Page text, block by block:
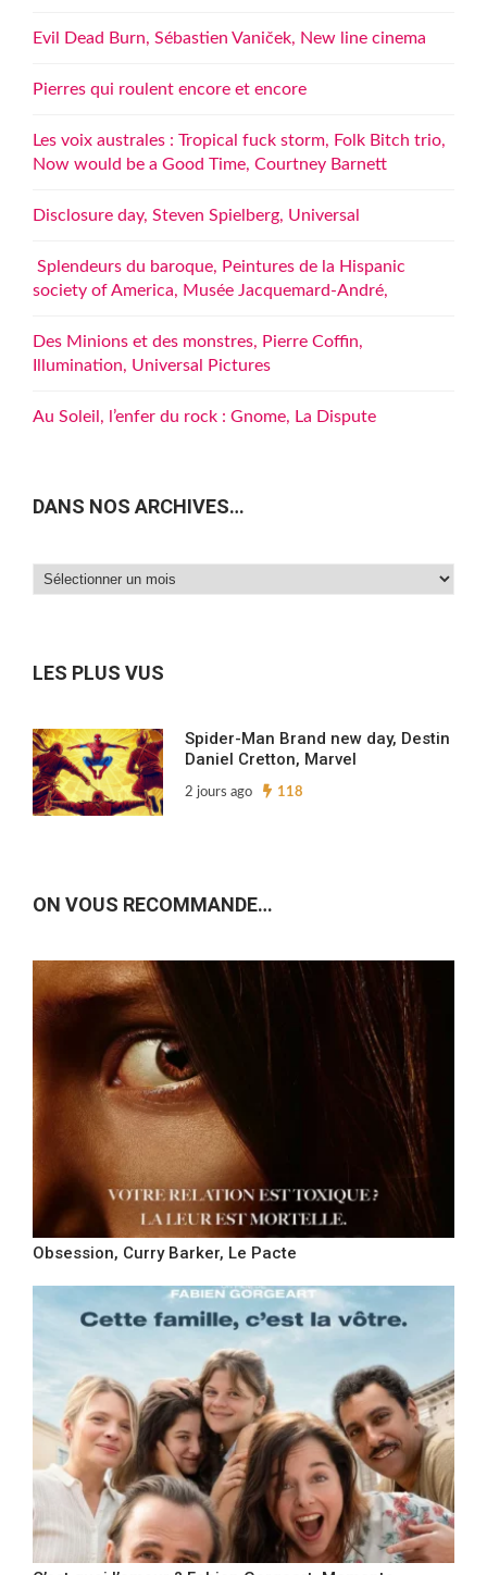
Evil Dead Burn, Sébastien Vaniček, New line cinema
Pierres qui roulent encore et encore
Les voix australes : Tropical fuck storm, Folk Bitch trio,
Now would be a Good Time, Courtney Barnett
Disclosure day, Steven Spielberg, Universal
Splendeurs du baroque, Peintures de la Hispanic
society of America, Musée Jacquemard-André,
Des Minions et des monstres, Pierre Coffin,
Illumination, Universal Pictures
Au Soleil, l’enfer du rock : Gnome, La Dispute
DANS NOS ARCHIVES…
Dans
LES PLUS VUS
Spider-Man Brand new day, Destin
Daniel Cretton, Marvel
2 jours ago 118
ON VOUS RECOMMANDE…
Obsession, Curry Barker, Le Pacte